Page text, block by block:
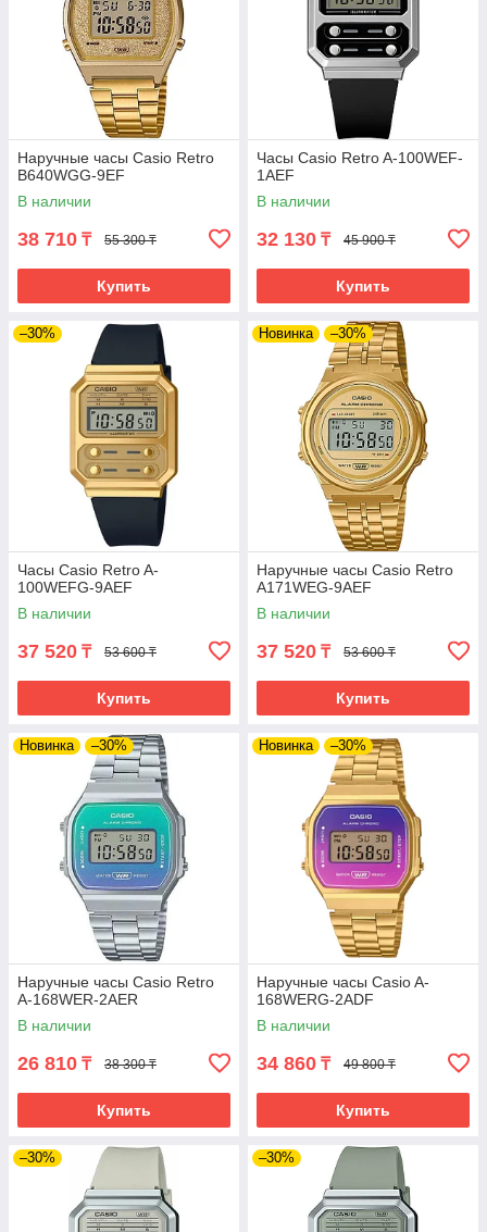
Наручные часы Casio Retro
B640WGG-9EF
В наличии
38 710 ₸ 55 300 ₸
Купить
Часы Casio Retro A-100WEF-
1AEF
В наличии
32 130 ₸ 45 900 ₸
Купить
–30%
Часы Casio Retro A-
100WEFG-9AEF
В наличии
37 520 ₸ 53 600 ₸
Купить
Новинка –30%
Наручные часы Casio Retro
A171WEG-9AEF
В наличии
37 520 ₸ 53 600 ₸
Купить
Новинка –30%
Наручные часы Casio Retro
A-168WER-2AER
В наличии
26 810 ₸ 38 300 ₸
Купить
Новинка –30%
Наручные часы Casio A-
168WERG-2ADF
В наличии
34 860 ₸ 49 800 ₸
Купить
–30% –30%